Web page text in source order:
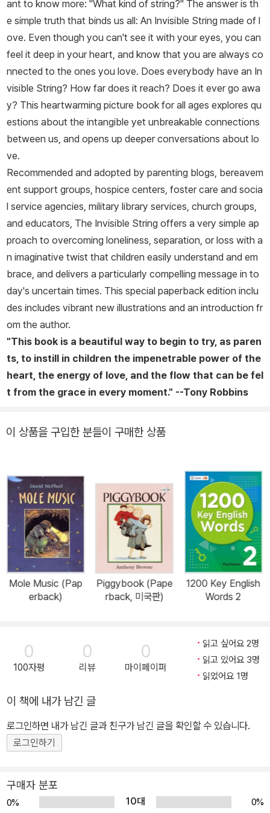
ant to know more: "What kind of string?" The answer is th
e simple truth that binds us all: An Invisible String made of l
ove. Even though you can't see it with your eyes, you can
feel it deep in your heart, and know that you are always co
nnected to the ones you love. Does everybody have an In
visible String? How far does it reach? Does it ever go awa
y? This heartwarming picture book for all ages explores qu
estions about the intangible yet unbreakable connections
between us, and opens up deeper conversations about lo
ve.
Recommended and adopted by parenting blogs, bereavem
ent support groups, hospice centers, foster care and socia
l service agencies, military library services, church groups,
and educators, The Invisible String offers a very simple ap
proach to overcoming loneliness, separation, or loss with a
n imaginative twist that children easily understand and em
brace, and delivers a particularly compelling message in to
day's uncertain times. This special paperback edition inclu
des includes vibrant new illustrations and an introduction fr
om the author.
"This book is a beautiful way to begin to try, as paren
ts, to instill in children the impenetrable power of the
heart, the energy of love, and the flow that can be fel
t from the grace in every moment." --Tony Robbins
이 상품을 구입한 분들이 구매한 상품
Mole Music (Pap
erback)
Piggybook (Pape
rback, 미국판)
1200 Key English
Words 2
0
100자평
0
리뷰
0
마이페이퍼
읽고 싶어요 2명
읽고 있어요 3명
읽었어요 1명
이 책에 내가 남긴 글
로그인하면 내가 남긴 글과 친구가 남긴 글을 확인할 수 있습니다.
로그인하기
구매자 분포
0% 10대
0%